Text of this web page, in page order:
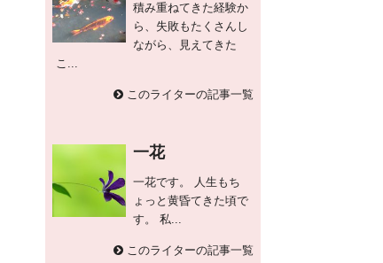
積み重ねてきた経験か
ら、失敗もたくさんし
ながら、見えてきた
こ...
このライターの記事一覧
一花
一花です。 人生もち
ょっと黄昏てきた頃で
す。 私...
このライターの記事一覧